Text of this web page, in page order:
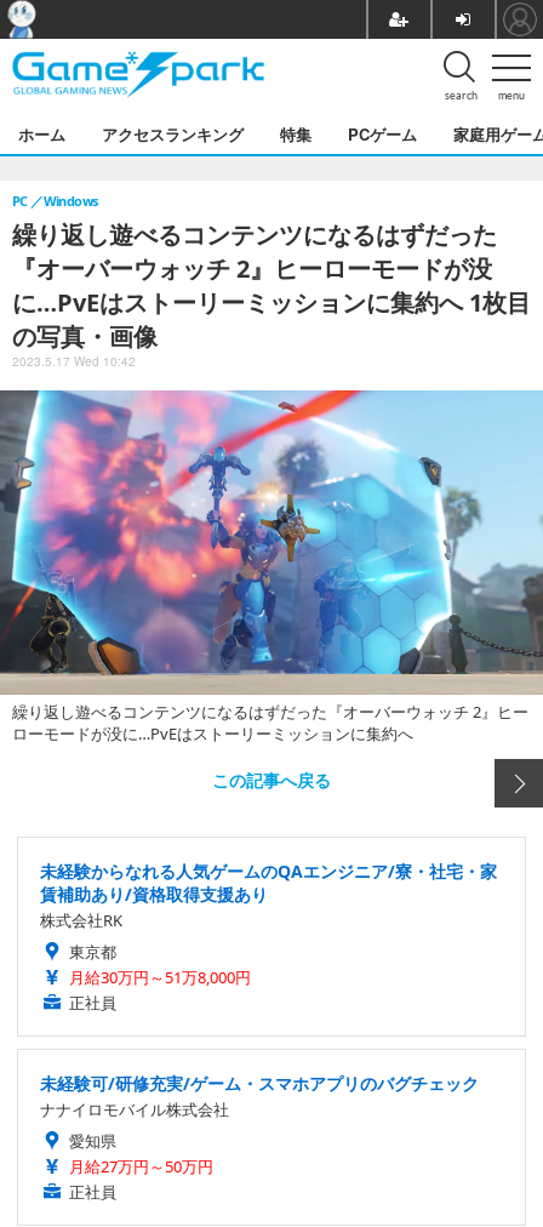
menu
search
ホーム アクセスランキング 特集 PCゲーム 家庭用ゲー
繰り返し遊べるコンテンツになるはずだった
『オーバーウォッチ 2』ヒーローモードが没
に…PvEはストーリーミッションに集約へ 1枚目
の写真・画像
PC Windows
2023.5.17 Wed 10:42
繰り返し遊べるコンテンツになるはずだった『オーバーウォッチ 2』ヒー
ローモードが没に…PvEはストーリーミッションに集約へ
この記事へ戻る
未経験からなれる人気ゲームのQAエンジニア/寮・社宅・家
賃補助あり/資格取得支援あり
株式会社RK
東京都
月給30万円～51万8,000円
正社員
未経験可/研修充実/ゲーム・スマホアプリのバグチェック
ナナイロモバイル株式会社
愛知県
月給27万円～50万円
正社員